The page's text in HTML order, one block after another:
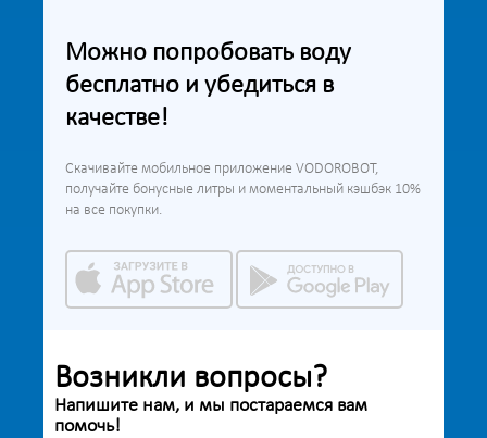
Можно попробовать воду
бесплатно и убедиться в
качестве!
Скачивайте мобильное приложение VODOROBOT,
получайте бонусные литры и моментальный кэшбэк 10%
на все покупки.
Возникли вопросы?
Напишите нам, и мы постараемся вам
помочь!